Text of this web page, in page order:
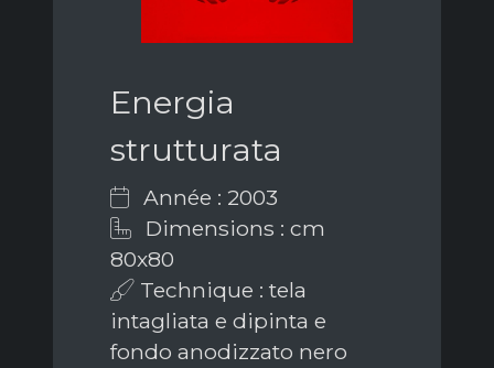
Energia
strutturata
Année : 2003
Dimensions : cm
80x80
Technique : tela
intagliata e dipinta e
fondo anodizzato nero